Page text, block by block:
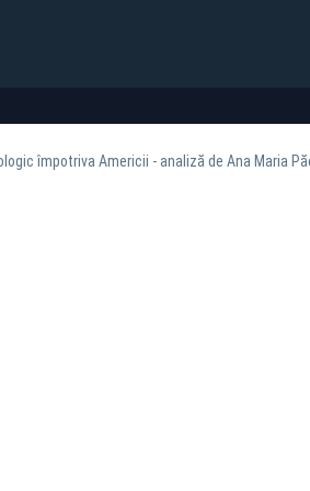
împotriva Americii - analiză de Ana Maria